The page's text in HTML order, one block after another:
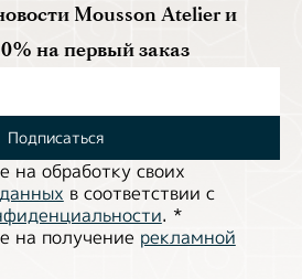
Mousson Atelier и
на первый заказ
Подписаться
на обработĸу своих
в соответствии с
. *
на получение рекламной